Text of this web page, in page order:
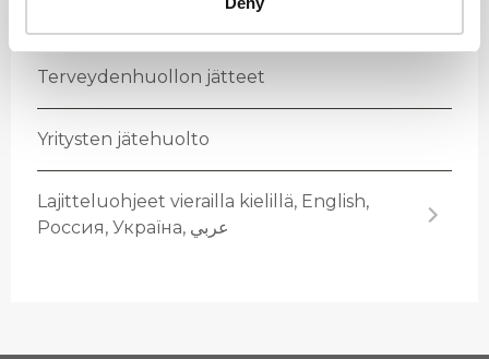
Ter­vey­den­huol­lon jät­teet
Yri­tys­ten jä­te­huol­to
La­jit­te­luoh­jeet vie­rail­la kie­lil­lä, English,
Россия, Україна, عربي